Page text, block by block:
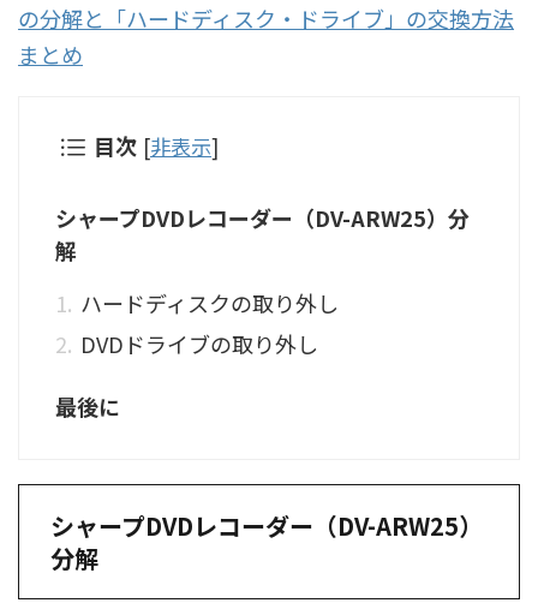
の分解と「ハードディスク・ドライブ」の交換方法
まとめ
目次 [非表示]
シャープDVDレコーダー（DV-ARW25）分
解
ハードディスクの取り外し
DVDドライブの取り外し
最後に
シャープDVDレコーダー（DV-ARW25）
分解